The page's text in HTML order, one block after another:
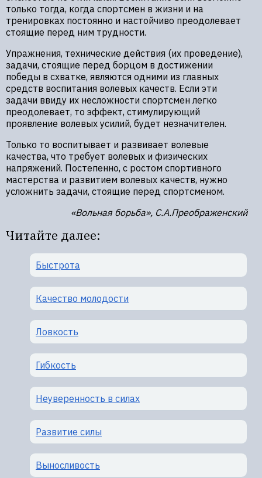
только тогда, когда спортсмен в жизни и на
тренировках постоянно и настойчиво преодолевает
стоящие перед ним трудности.
Упражнения, технические действия (их проведение),
задачи, стоящие перед борцом в достижении
победы в схватке, являются одними из главных
средств воспитания волевых качеств. Если эти
задачи ввиду их несложности спортсмен легко
преодолевает, то эффект, стимулирующий
проявление волевых усилий, будет незначителен.
Только то воспитывает и развивает волевые
качества, что требует волевых и физических
напряжений. Постепенно, с ростом спортивного
мастерства и развитием волевых качеств, нужно
усложнить задачи, стоящие перед спортсменом.
«Вольная борьба», С.А.Преображенский
Читайте далее:
Быстрота
Качество молодости
Ловкость
Гибкость
Неуверенность в силах
Развитие силы
Выносливость